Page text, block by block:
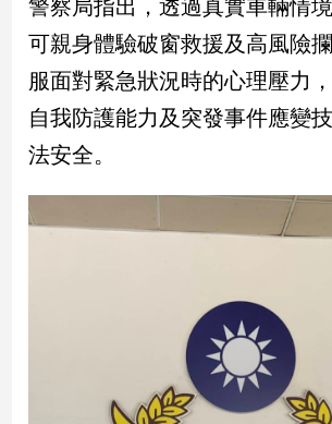
樂
娛
樂
星
流
行/
警察局指出，透過真實車輛情
可親身體驗破窗救援及高風險
服面對緊急狀況時的心理壓力
自我防護能力及突發事件應變
法安全。